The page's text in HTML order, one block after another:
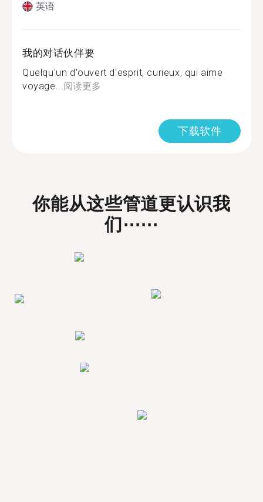
英语
我的对话伙伴要
Quelqu'un d'ouvert d'esprit, curieux, qui aime
voyage...阅读更多
下载软件
你能从这些管道更认识我
们⋯⋯